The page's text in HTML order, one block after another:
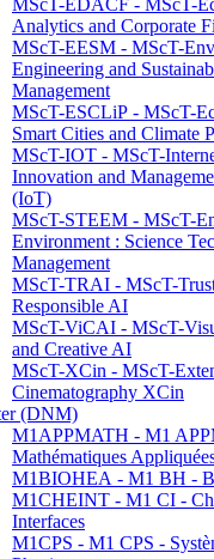
MScT-EDACF - MScT-
Analytics and Corporate
MScT-EESM - MScT-
Engineering and
Management
MScT-ESCLiP - MScT-
Smart Cities and Climate
MScT-IOT - MScT-
Innovation and
(IoT)
MScT-STEEM - MScT-
Environment : Science
Management
MScT-TRAI - MScT-
Responsible AI
MScT-ViCAI - MScT-
and Creative AI
MScT-XCin - MScT-
Cinematography XCin
(DNM)
M1APPMATH - M1
Mathématiques
M1BIOHEA - M1 BH -
M1CHEINT - M1 CI -
Interfaces
M1CPS - M1 CPS -